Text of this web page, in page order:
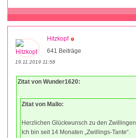
Hitzkopf
641 Beiträge
19.11.2019 11:58
Zitat von Wunder1620:
Zitat von Mallo:
Herzlichen Glückwunsch zu den Zwillingen.
Ich bin seit 14 Monaten „Zwillings-Tante“.